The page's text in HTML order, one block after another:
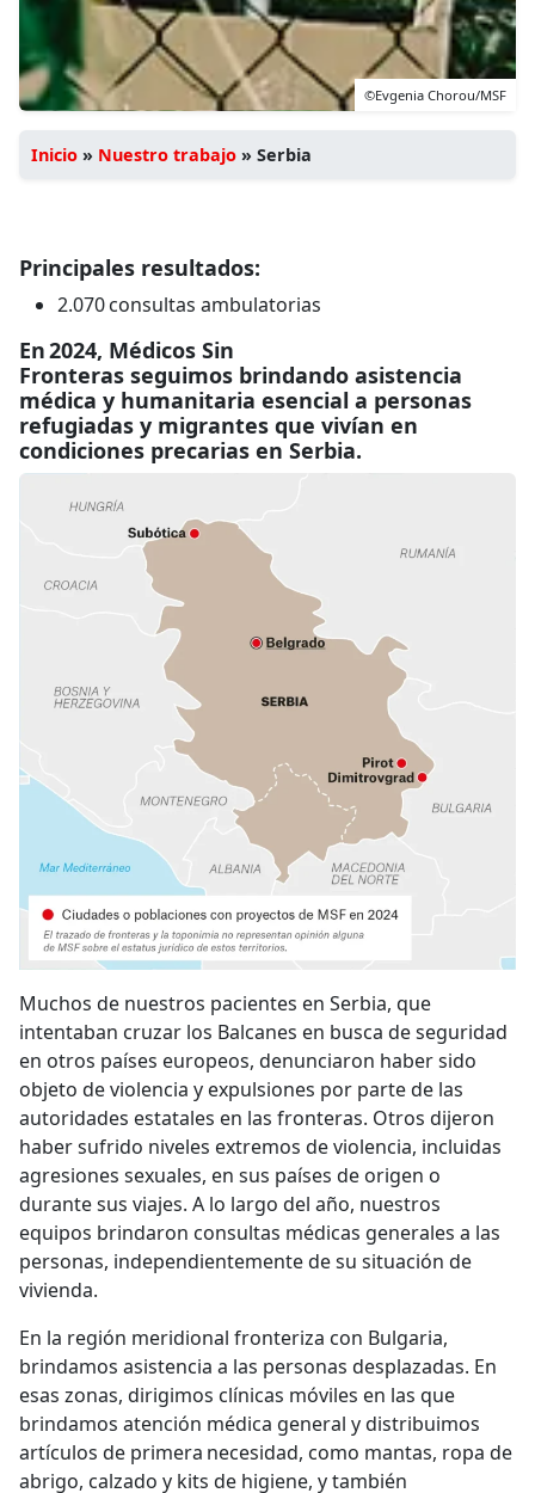
©Evgenia Chorou/MSF
Inicio » Nuestro trabajo » Serbia
Principales resultados:
2.070 consultas ambulatorias
En 2024, Médicos Sin
Fronteras seguimos brindando asistencia
médica y humanitaria esencial a personas
refugiadas y migrantes que vivían en
condiciones precarias en Serbia.
Muchos de nuestros pacientes en Serbia, que
intentaban cruzar los Balcanes en busca de seguridad
en otros países europeos, denunciaron haber sido
objeto de violencia y expulsiones por parte de las
autoridades estatales en las fronteras. Otros dijeron
haber sufrido niveles extremos de violencia, incluidas
agresiones sexuales, en sus países de origen o
durante sus viajes. A lo largo del año, nuestros
equipos brindaron consultas médicas generales a las
personas, independientemente de su situación de
vivienda.
En la región meridional fronteriza con Bulgaria,
brindamos asistencia a las personas desplazadas. En
esas zonas, dirigimos clínicas móviles en las que
brindamos atención médica general y distribuimos
artículos de primera necesidad, como mantas, ropa de
abrigo, calzado y kits de higiene, y también